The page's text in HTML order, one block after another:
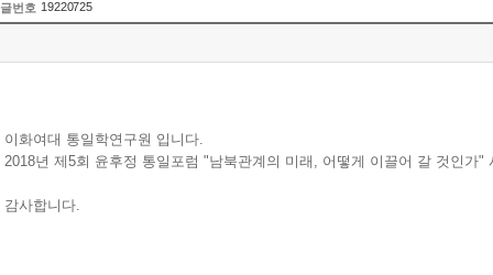
글번호 19220725
이화여대 통일학연구원 입니다.
2018년 제5회 윤후정 통일포럼 "남북관계의 미래, 어떻게 이끌어 갈 것인가"
감사합니다.